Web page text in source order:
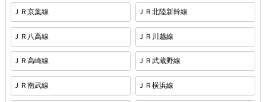
ＪＲ京葉線 ＪＲ北陸新幹線
ＪＲ八高線 ＪＲ川越線
ＪＲ高崎線 ＪＲ武蔵野線
ＪＲ南武線 ＪＲ横浜線